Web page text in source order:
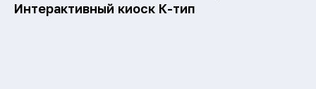
Интерактивный киоск К-тип